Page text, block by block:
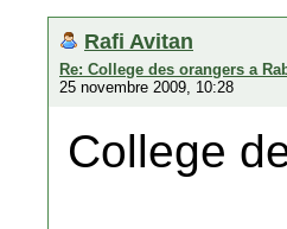
Rafi Avitan
Re: College des orangers a
25 novembre 2009, 10:28
College